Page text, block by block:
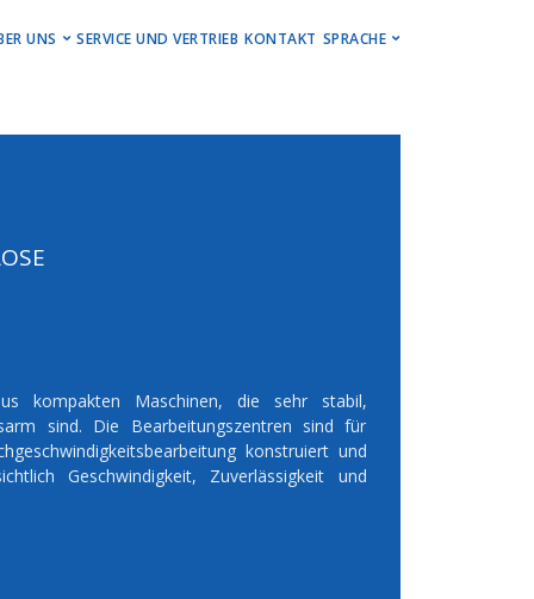
UNS
Newsletter
SERVICE UND VERTRIEB KONTAKT SPRACHE
kompakten Maschinen, die sehr stabil,
sind. Die Bearbeitungszentren sind für
konstruiert und
Geschwindigkeit, Zuverlässigkeit und